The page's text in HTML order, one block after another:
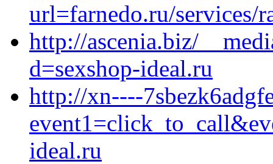
url=farnedo.ru/services/
http://ascenia.biz/
d=sexshop-ideal.ru
http://xn----
ideal.ru